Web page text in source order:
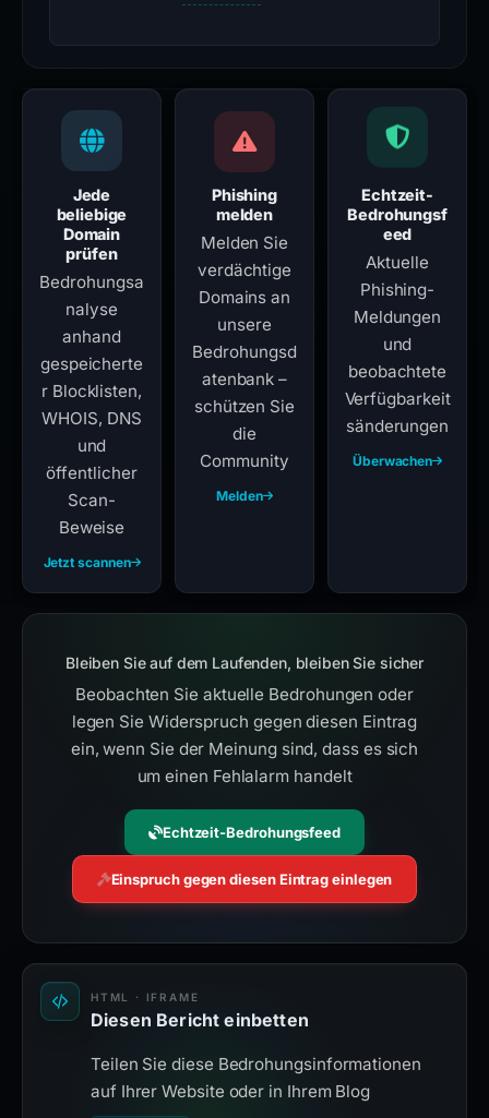
Jede
beliebige
Domain
prüfen
Bedrohungsa
nalyse
anhand
gespeicherte
r Blocklisten,
WHOIS, DNS
und
öffentlicher
Scan-
Beweise
Jetzt scannen
Phishing
melden
Melden Sie
verdächtige
Domains an
unsere
Bedrohungsd
atenbank –
schützen Sie
die
Community
Melden
Echtzeit-
Bedrohungsf
eed
Aktuelle
Phishing-
Meldungen
und
beobachtete
Verfügbarkeit
sänderungen
Überwachen
Bleiben Sie auf dem Laufenden, bleiben Sie sicher
Beobachten Sie aktuelle Bedrohungen oder
legen Sie Widerspruch gegen diesen Eintrag
ein, wenn Sie der Meinung sind, dass es sich
um einen Fehlalarm handelt
Echtzeit-Bedrohungsfeed
Einspruch gegen diesen Eintrag einlegen
HTML · IFRAME
Diesen Bericht einbetten
Teilen Sie diese Bedrohungsinformationen
auf Ihrer Website oder in Ihrem Blog